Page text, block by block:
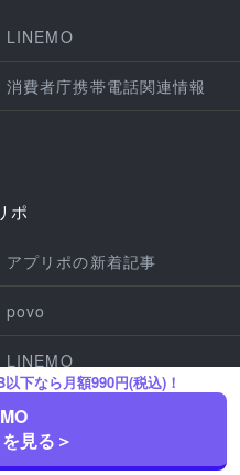
LINEMO
消費者庁携帯電話関連情報
ポ
アプリポの新着記事
povo
LINEMO
Pixel機種
下なら月額990円(税込)！
見る＞